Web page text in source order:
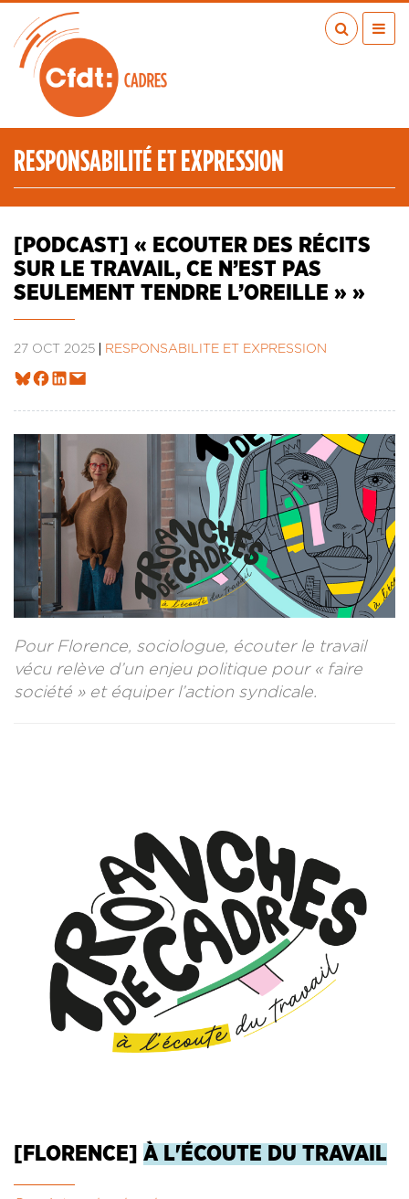
contenu
principal
ACTUALITÉS
PUBLICATIONS
EN RÉGION
QUI SOMMES-NOUS ?
LES TRANSITIONS JUSTES
IA
ESPACE ADHÉRENTS
ADHÉRER
CONTACT
LA REVUE CADRES
LE CREFAC
L’OBSERVATOIRE DES CADRES
RESPONSABILITÉ ET EXPRESSION
[PODCAST] « ECOUTER DES RÉCITS
SUR LE TRAVAIL, CE N’EST PAS
SEULEMENT TENDRE L’OREILLE » »
27 OCT 2025 RESPONSABILITÉ ET EXPRESSION
Pour Florence, sociologue, écouter le travail
vécu relève d’un enjeu politique pour « faire
société » et équiper l’action syndicale.
[FLORENCE] À L'ÉCOUTE DU TRAVAIL